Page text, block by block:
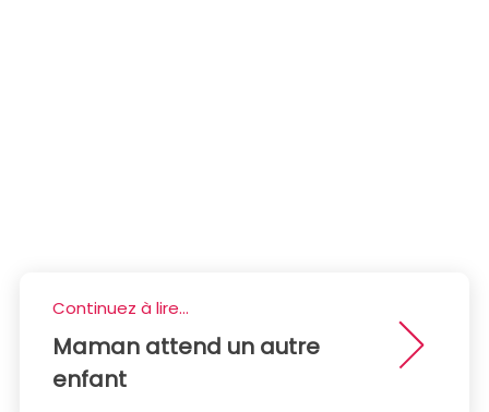
Continuez à lire...
Maman attend un autre
enfant